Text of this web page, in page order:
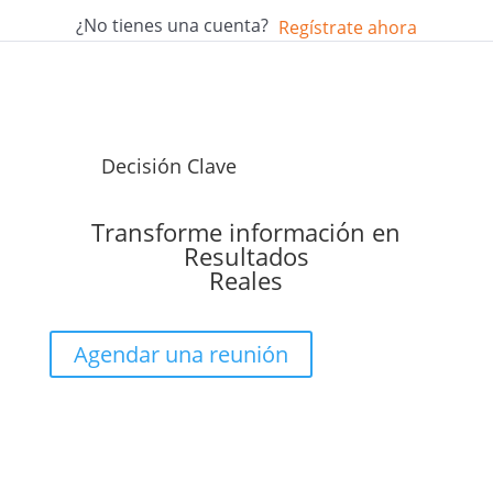
¿No tienes una cuenta? Regístrate ahora
Decisión Clave
Transforme información en
Resultados
Reales
Agendar una reunión